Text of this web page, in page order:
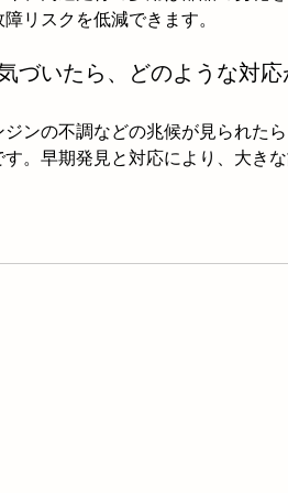
リスクを低減できます。
づいたら、どのような対
ンの不調などの兆候が見られた
。早期発見と対応により、大き